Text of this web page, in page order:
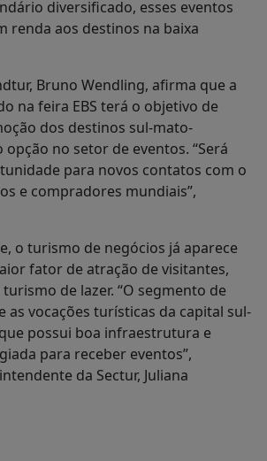
diversificado, esses eventos
renda aos destinos na baixa
Bruno Wendling, afirma que a
na feira EBS terá o objetivo de
dos destinos sul-mato-
no setor de eventos. “Será
para novos contatos com o
e compradores mundiais”,
o turismo de negócios já aparece
fator de atração de visitantes,
de lazer. “O segmento de
as vocações turísticas da capital sul-
possui boa infraestrutura e
para receber eventos”,
da Sectur, Juliana